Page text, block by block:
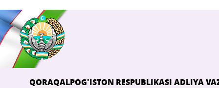
QORAQALPOG'ISTON RESPUBLIKASI ADLIYA